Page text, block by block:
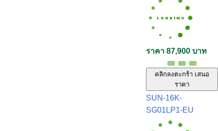
ราคา 87,900 บาท
คลิกลงตะกร้า เสนอ
ราคา
SUN-16K-
SG01LP1-EU